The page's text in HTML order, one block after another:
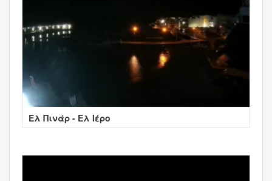
Ελ Πινάρ - Ελ Ιέρο